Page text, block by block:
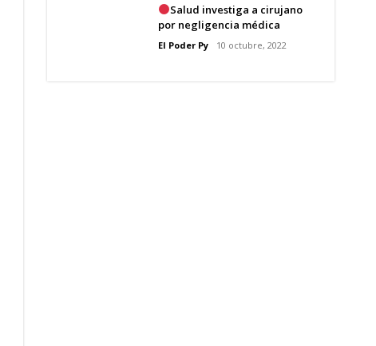
Salud investiga a cirujano
por negligencia médica
El Poder Py 10 octubre, 2022